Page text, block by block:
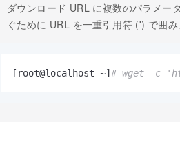
ダウンロード URL に複数のパラメー
ぐために URL を一重引用符 (') で囲み
[root@localhost ~] # wget -c